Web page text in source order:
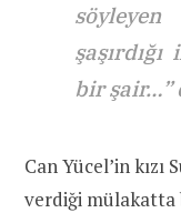
bir şair…”
Can Yücel’in
verdiği mülakatta